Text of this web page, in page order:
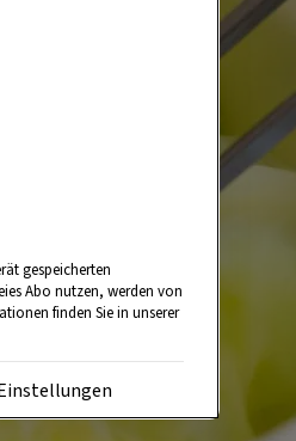
gespeicherten
Abo nutzen, werden von
finden Sie in unserer